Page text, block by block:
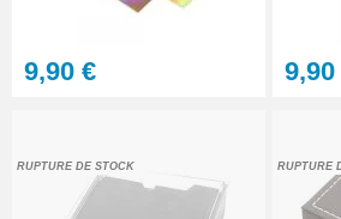
9,90 € 9,90
RUPTURE DE STOCK RUPTURE